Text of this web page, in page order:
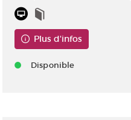
Plus d'infos
Disponible